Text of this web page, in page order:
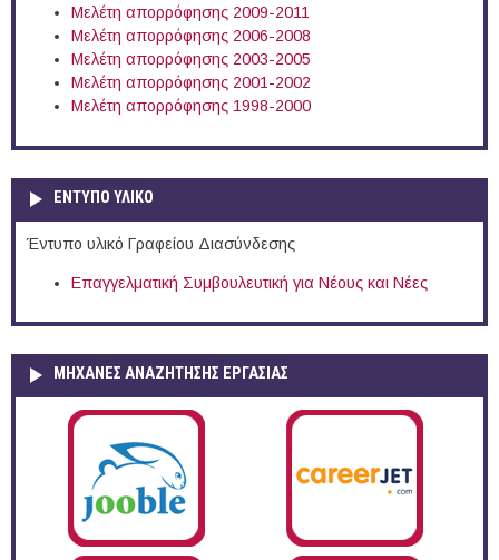
Μελέτη απορρόφησης 2009-2011
Μελέτη απορρόφησης 2006-2008
Μελέτη απορρόφησης 2003-2005
Μελέτη απορρόφησης 2001-2002
Μελέτη απορρόφησης 1998-2000
ΕΝΤΥΠΟ ΥΛΙΚΟ
Έντυπο υλικό Γραφείου Διασύνδεσης
Επαγγελματική Συμβουλευτική για Νέους και Νέες
ΜΗΧΑΝΕΣ ΑΝΑΖΗΤΗΣΗΣ ΕΡΓΑΣΙΑΣ